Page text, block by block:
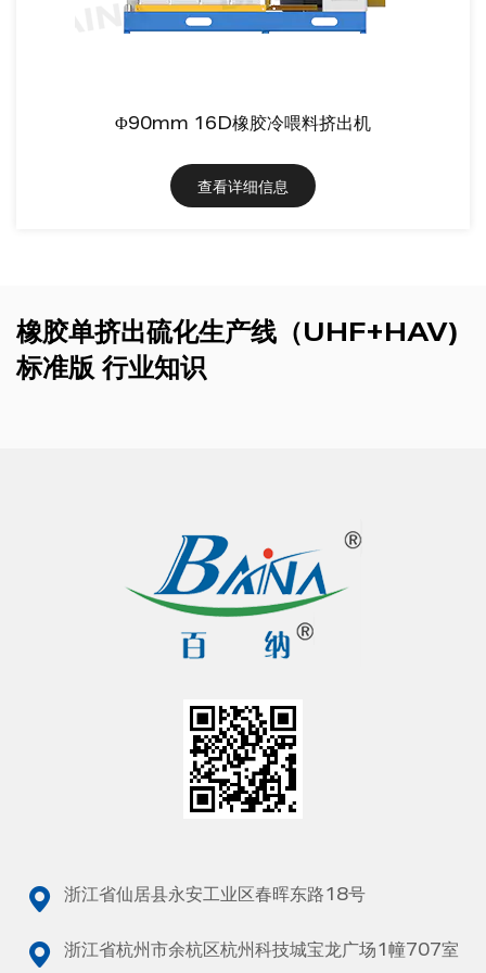
Φ90mm 16D橡胶冷喂料挤出机
查看详细信息
橡胶单挤出硫化生产线（UHF+HAV)
标准版 行业知识
浙江省仙居县永安工业区春晖东路18号
浙江省杭州市余杭区杭州科技城宝龙广场1幢707室